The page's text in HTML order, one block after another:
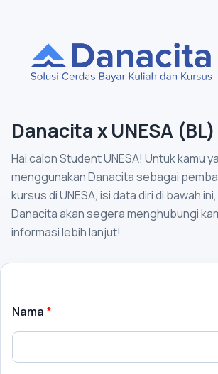
Danacita x UNESA (BL)
Hai calon Student UNESA! Untuk kamu
menggunakan Danacita sebagai
kursus di UNESA, isi data diri di bawah
Danacita akan segera menghubungi
informasi lebih lanjut!
Nama